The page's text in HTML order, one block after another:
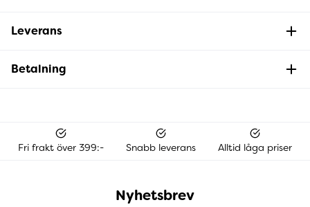
Leverans
Betalning
Fri frakt över 399:- Snabb leverans Alltid låga priser
Nyhetsbrev